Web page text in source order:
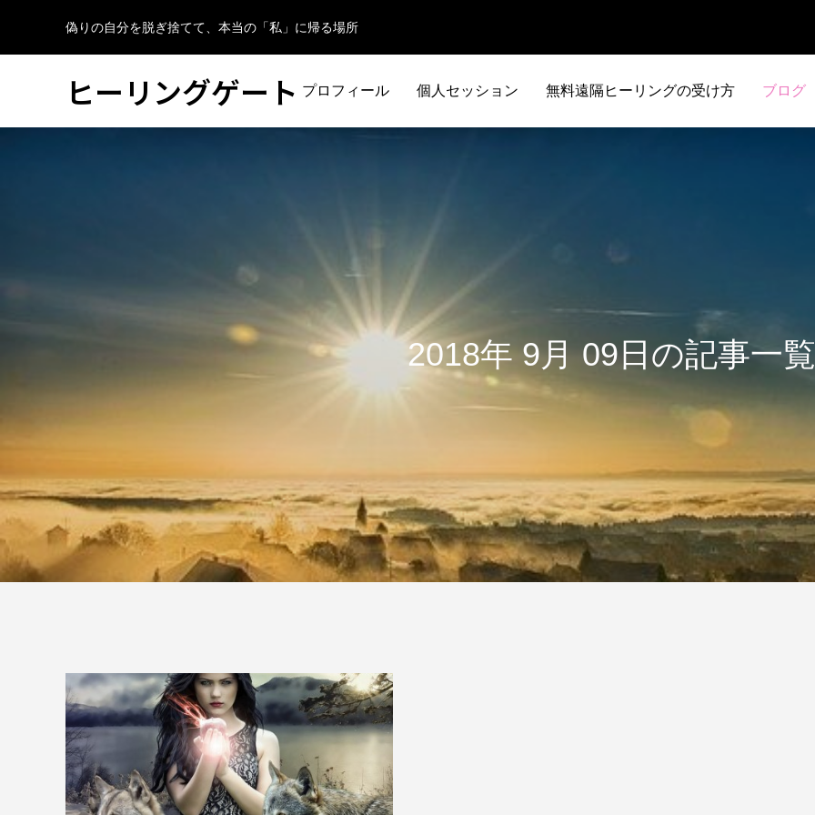
偽りの自分を脱ぎ捨てて、本当の「私」に帰る場所
ヒーリングゲート プロフィール 個人セッション 無料遠隔ヒーリングの受け方 ブログ
2018年 9月 09日の記事一覧